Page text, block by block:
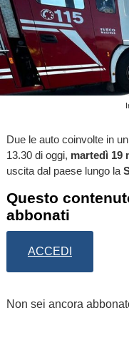
Due le auto coinvolte in un
13.30 di oggi, martedì 19
uscita dal paese lungo la
Questo
abbonati
ACCEDI
Non sei ancora